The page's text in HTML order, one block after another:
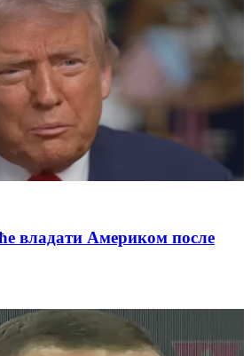
владати Америком после